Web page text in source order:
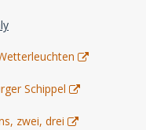
Schippel
zwei, drei